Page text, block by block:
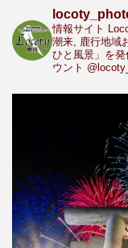
情報サイト
潮来, 鹿行地域
ひと風景」を
ウント